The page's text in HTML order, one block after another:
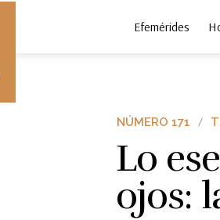
Efemérides
NÚMERO 171
Lo
ojos: